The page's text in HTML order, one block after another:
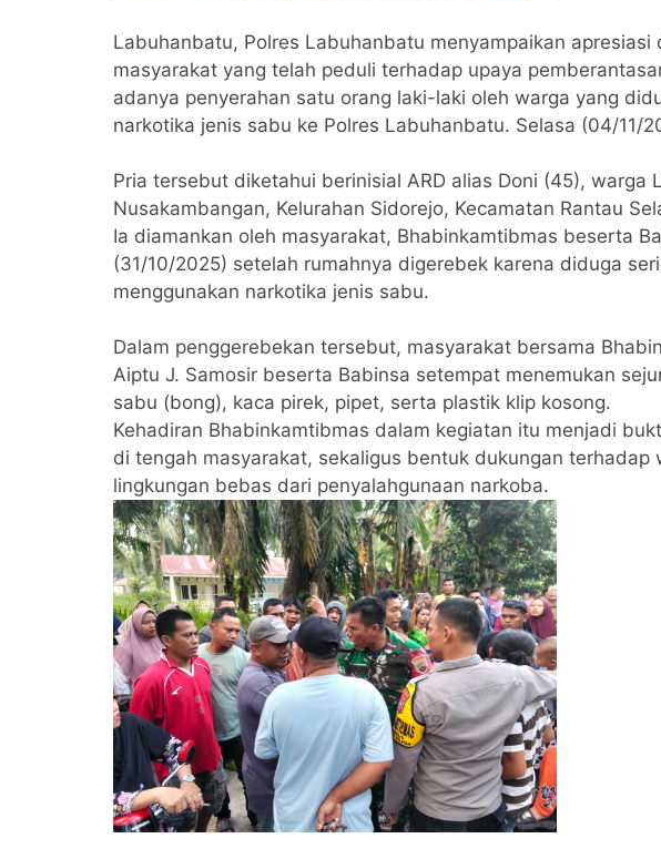
Labuhanbatu, Polres Labuhanbatu menyampaikan
masyarakat yang telah peduli terhadap upaya
adanya penyerahan satu orang laki-laki oleh warga yang
narkotika jenis sabu ke Polres Labuhanbatu. Selasa (04/11/
Pria tersebut diketahui berinisial ARD alias Doni (45), warga
Nusakambangan, Kelurahan Sidorejo, Kecamatan Rantau
Ia diamankan oleh masyarakat, Bhabinkamtibmas beserta
(31/10/2025) setelah rumahnya digerebek karena diduga
menggunakan narkotika jenis sabu.
Dalam penggerebekan tersebut, masyarakat bersama
Aiptu J. Samosir beserta Babinsa setempat menemukan
sabu (bong), kaca pirek, pipet, serta plastik klip kosong.
Kehadiran Bhabinkamtibmas dalam kegiatan itu menjadi
di tengah masyarakat, sekaligus bentuk dukungan terhadap
lingkungan bebas dari penyalahgunaan narkoba.